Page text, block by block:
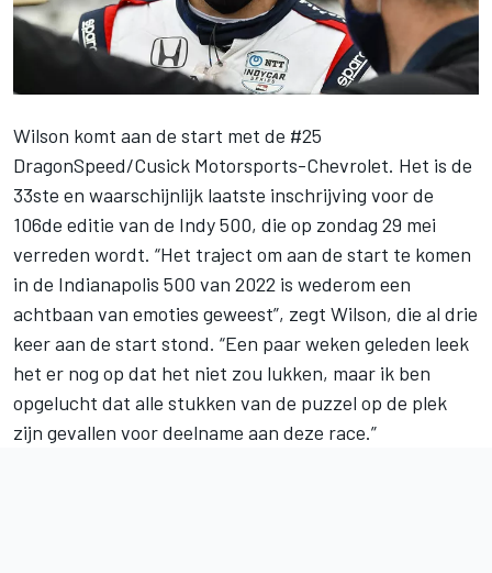
Wilson komt aan de start met de #25
DragonSpeed/Cusick Motorsports-Chevrolet. Het is de
33ste en waarschijnlijk laatste inschrijving voorde
106de editie van de Indy 500, die op zondag 29 mei
verreden wordt. “Het traject om aan de start te komen
in de Indianapolis 500 van 2022 is wederom een
achtbaan van emoties geweest”, zegt Wilson, die al drie
keer aan de start stond. “Een paar weken geleden leek
het er nog op dat het niet zou lukken, maar ik ben
opgelucht dat alle stukken van de puzzel op de plek
zijn gevallen voor deelname aan deze race.”